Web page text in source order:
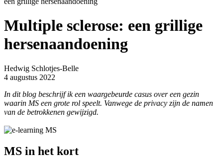
Multiple sclerose: een grillige
hersenaandoening
Hedwig Schlotjes-Belle
4 augustus 2022
In dit blog beschrijf ik een waargebeurde casus over een gezin
waarin MS een grote rol speelt. Vanwege de privacy zijn de namen
van de betrokkenen gewijzigd.
MS in het kort